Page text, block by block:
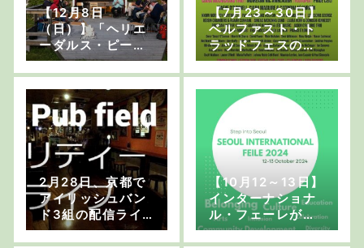
【12月8日
（日）】「ヘリエ
ーダルス・ピー
パ」のためのイベ
ントを開催します
【7月23～30日】
ベルファスト・ト
ラッドフェスのお
知らせ
2月28日、京都で
アイリッシュバン
ド3組の配信ライ
ブがあります！
【10月12～13日】
インターナショナ
ル・フェーレが韓
国で開催されます